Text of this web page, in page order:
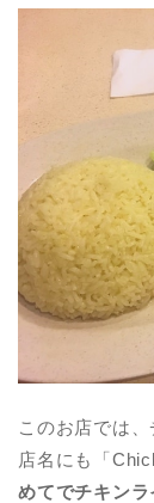
このお店では
店名にも「
めてでチキンラ